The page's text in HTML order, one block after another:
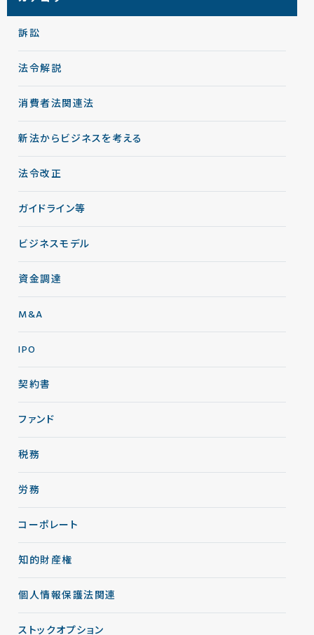
訴訟
法令解説
消費者法関連法
新法からビジネスを考える
法令改正
ガイドライン等
ビジネスモデル
資金調達
M&A
IPO
契約書
ファンド
税務
労務
コーポレート
知的財産権
個人情報保護法関連
ストックオプション